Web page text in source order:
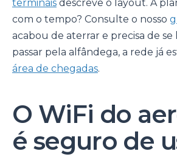
terminais descreve o layout. A
com o tempo? Consulte o nosso
acabou de aterrar e precisa de se
passar pela alfândega, a rede já
área de chegadas.
O WiFi do
é seguro de